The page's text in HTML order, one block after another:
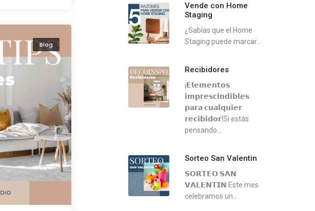
Blog
Vende con Home
Staging
¿Sabías que el Home
Staging puede marcar...
Recibidores
¡𝗘𝗹𝗲𝗺𝗲𝗻𝘁𝗼𝘀
𝗶𝗺𝗽𝗿𝗲𝘀𝗰𝗶𝗻𝗱𝗶𝗯𝗹𝗲𝘀
𝗽𝗮𝗿𝗮 𝗰𝘂𝗮𝗹𝗾𝘂𝗶𝗲𝗿
𝗿𝗲𝗰𝗶𝗯𝗶𝗱𝗼𝗿!Si estás
pensando...
Sorteo San Valentin
𝗦𝗢𝗥𝗧𝗘𝗢 𝗦𝗔𝗡
𝗩𝗔𝗟𝗘𝗡𝗧𝗜𝗡 ⁣⁣Este mes
celebramos un...